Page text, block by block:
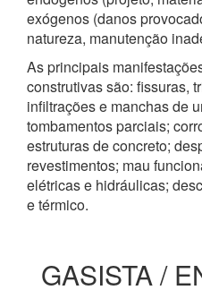
exógenos (danos
natureza, manutenção
As principais
construtivas são: fissuras,
infiltrações e manchas de
tombamentos parciais;
estruturas de concreto;
revestimentos; mau
elétricas e hidráulicas;
e térmico.
GASISTA /